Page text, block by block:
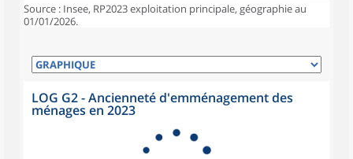
Source : Insee, RP2023 exploitation principale, géographie au
01/01/2026.
LOG G2 - Ancienneté d'emménagement des
ménages en 2023